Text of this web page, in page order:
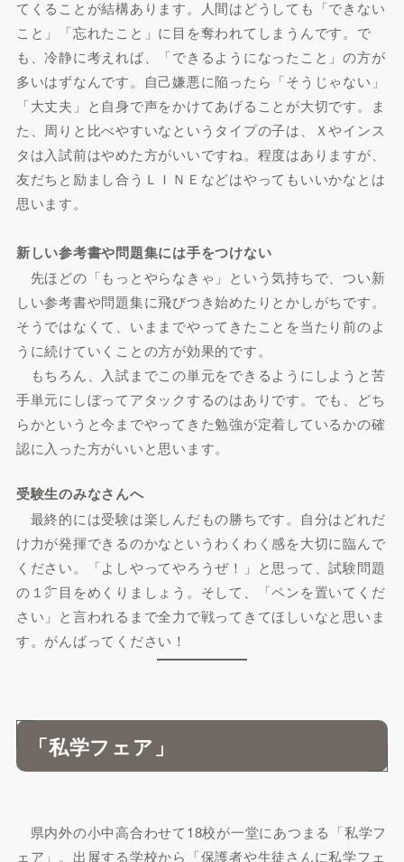
てくることが結構あります。人間はどうしても「できない
こと」「忘れたこと」に目を奪われてしまうんです。で
も、冷静に考えれば、「できるようになったこと」の方が
多いはずなんです。自己嫌悪に陥ったら「そうじゃない」
「大丈夫」と自身で声をかけてあげることが大切です。ま
た、周りと比べやすいなというタイプの子は、Ｘやインス
タは入試前はやめた方がいいですね。程度はありますが、
友だちと励まし合うＬＩＮＥなどはやってもいいかなとは
思います。
新しい参考書や問題集には手をつけない
先ほどの「もっとやらなきゃ」という気持ちで、つい新
しい参考書や問題集に飛びつき始めたりとかしがちです。
そうではなくて、いままでやってきたことを当たり前のよ
うに続けていくことの方が効果的です。
もちろん、入試までこの単元をできるようにしようと苦
手単元にしぼってアタックするのはありです。でも、どち
らかというと今までやってきた勉強が定着しているかの確
認に入った方がいいと思います。
受験生のみなさんへ
最終的には受験は楽しんだもの勝ちです。自分はどれだ
け力が発揮できるのかなというわくわく感を大切に臨んで
ください。「よしやってやろうぜ！」と思って、試験問題
の１㌻目をめくりましょう。そして、「ペンを置いてくだ
さい」と言われるまで全力で戦ってきてほしいなと思いま
す。がんばってください！
「私学フェア」
県内外の小中高合わせて18校が一堂にあつまる「私学フ
ェア」。出展する学校から「保護者や生徒さんに私学フェ